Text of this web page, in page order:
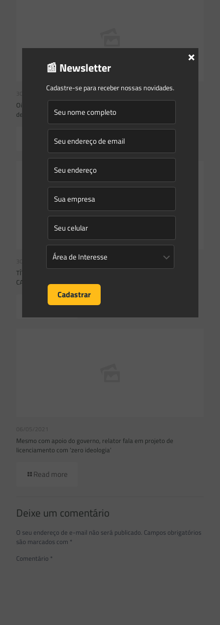
30/09/2024
Oito dispositivos do Código Estadual do Meio Ambiente são
declarados inconstitucionais como requerido pelo MPSC
Read more
TÍTULO VERDES: USO DA TERRA E ENERGIAS RENOVÁVEIS SÃO
CATEGORIAS MAIS FINANCIADAS NO BRASIL, DIZ ESTUDO
Read more
06/05/2021
Mesmo com apoio do governo, relator fala em projeto de
licenciamento com ‘zero ideologia’
Read more
Deixe um comentário
O seu endereço de e-mail não será publicado. Campos obrigatórios
são marcados com *
Comentário *
📰 Newsletter
Cadastre-se para receber nossas novidades.
×